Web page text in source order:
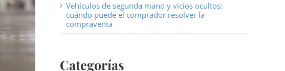
Vehículos de segunda mano y vicios ocultos:
cuándo puede el comprador resolver la
compraventa
Categorías